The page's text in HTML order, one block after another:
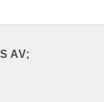
AV;